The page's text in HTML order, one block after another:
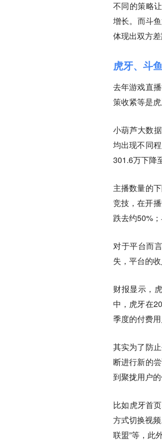
不同的策略
增长。而斗
体现出双方差
虎牙、斗
去年游戏直
策收紧等是
小葫芦大数
均出现不同
301.6万下降
主播数量的
竞技，在开
跌去约50%
对于平台而
失，平台的
财报显示，
中，虎牙在
季度的付费
其实为了防
断进行新的
到聚拢用户
比如虎牙首
方式切换视
联盟”等，此